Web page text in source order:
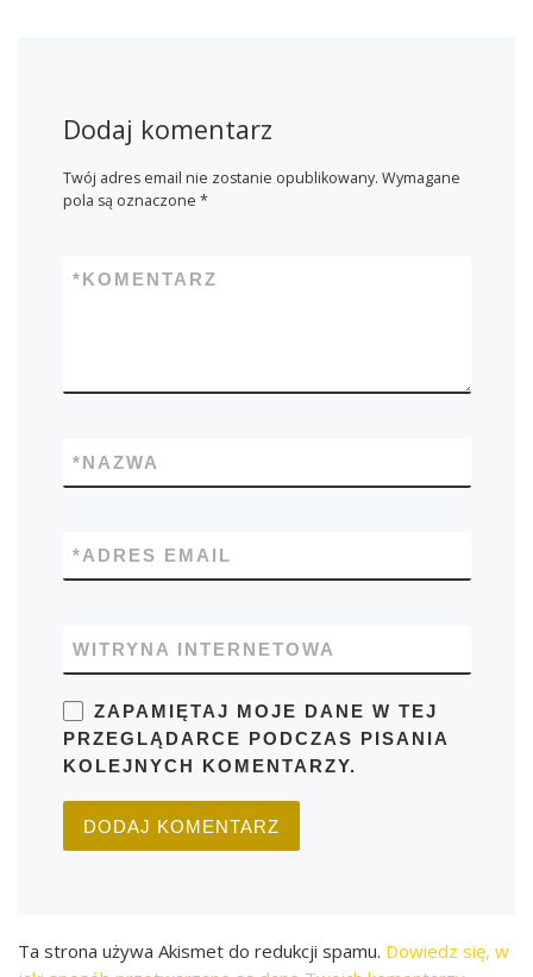
Dodaj komentarz
Twój adres email nie zostanie opublikowany. Wymagane
pola są oznaczone *
KOMENTARZ
*
NAZWA
*
ADRES EMAIL
*
WITRYNA INTERNETOWA
ZAPAMIĘTAJ MOJE DANE W TEJ
PRZEGLĄDARCE PODCZAS PISANIA
KOLEJNYCH KOMENTARZY.
Ta strona używa Akismet do redukcji spamu. Dowiedz się, w